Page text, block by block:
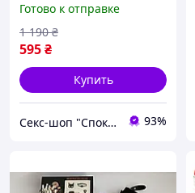
ошейник, веревка My
rules
Готово к отправке
595₴
1 190 ₴
Купить
Секс-шоп "Спокуса" 93%